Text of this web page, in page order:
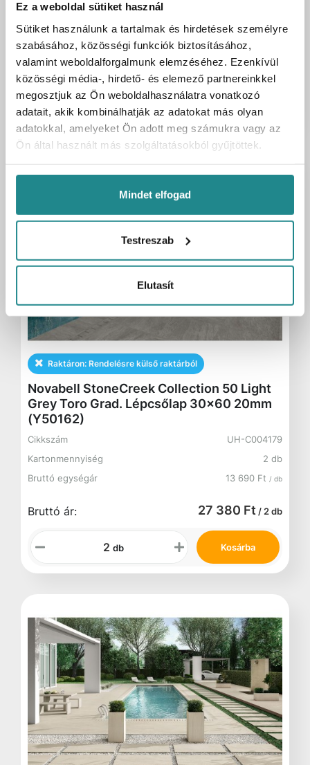
Ez a weboldal sütiket használ
Sütiket használunk a tartalmak és hirdetések személyre
szabásához, közösségi funkciók biztosításához,
valamint weboldalforgalmunk elemzéséhez. Ezenkívül
közösségi média-, hirdető- és elemező partnereinkkel
megosztjuk az Ön weboldalhasználatra vonatkozó
adatait, akik kombinálhatják az adatokat más olyan
adatokkal, amelyeket Ön adott meg számukra vagy az
Ön által használt más szolgáltatásokból gyűjtöttek.
Mindet elfogad
Testreszab
Elutasít
Kartonmennyiség
Bruttó egységár
13 690 Ft/ db
Bruttó ár: 27 380 Ft/ 2 db
Kosárba
Raktáron: Rendelésre külső raktárból
Novabell StoneCreek Collection 50 Light
Grey Toro Grad. Lépcsőlap 30x60 20mm
(Y50162)
Cikkszám
UH-C004179
Kartonmennyiség
2 db
Bruttó egységár
13 690 Ft / db
Bruttó ár: 27 380 Ft / 2 db
db Kosárba